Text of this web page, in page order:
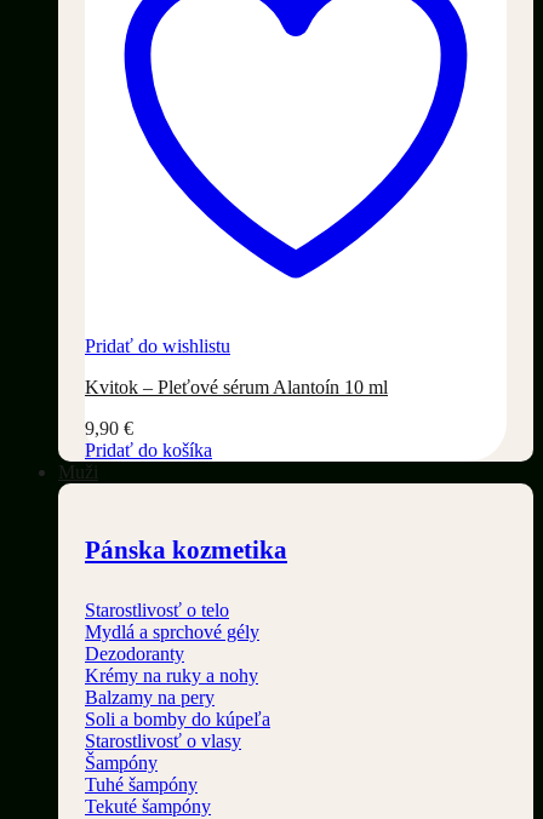
Pridať do wishlistu
Kvitok – Pleťové sérum Alantoín 10 ml
9,90 €
Pridať do košíka
Muži
Pánska kozmetika
Starostlivosť o telo
Mydlá a sprchové gély
Dezodoranty
Krémy na ruky a nohy
Balzamy na pery
Soli a bomby do kúpeľa
Starostlivosť o vlasy
Šampóny
Tuhé šampóny
Tekuté šampóny